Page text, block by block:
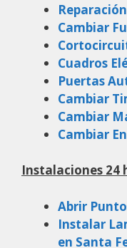
Cambiar
Cuadros
Puertas
Cambiar
Cambiar
Cambiar
Instalaciones 24
Abrir
Instalar
en Santa